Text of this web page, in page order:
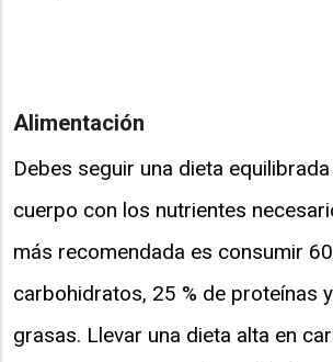
Alimentación
Debes seguir una dieta
cuerpo con los nutrientes
más recomendada es consumir
carbohidratos, 25 % de proteínas
grasas. Llevar una dieta alta en